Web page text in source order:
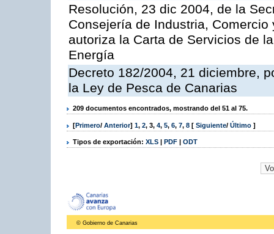
Resolución, 23 dic 2004, de la
Consejería de Industria,
autoriza la Carta de Servicios de
Energía
Decreto 182/2004, 21 diciembre,
la Ley de Pesca de Canarias
209 documentos encontrados, mostrando del 51 al 75.
[Primero/ Anterior] 1, 2, 3, 4, 5, 6, 7, 8 [ Siguiente/ Último ]
Tipos de exportación: XLS | PDF | ODT
© Gobierno de Canarias